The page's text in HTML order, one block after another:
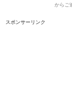
からご
スポンサーリンク